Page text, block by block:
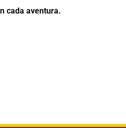
cada aventura.